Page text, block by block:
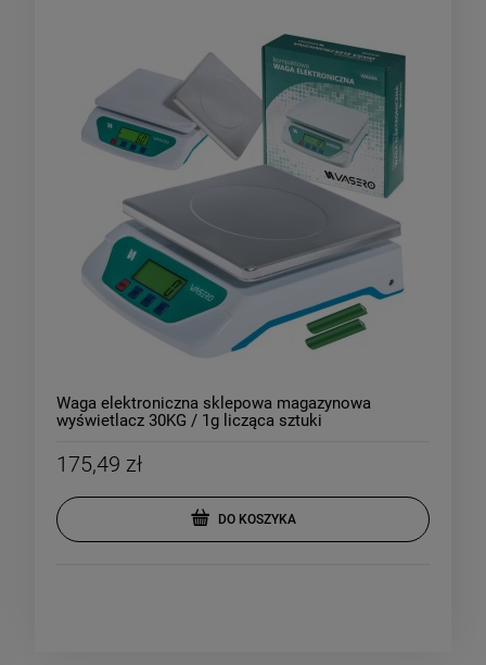
Waga elektroniczna sklepowa magazynowa
wyświetlacz 30KG / 1g licząca sztuki
175,49 zł
DO KOSZYKA